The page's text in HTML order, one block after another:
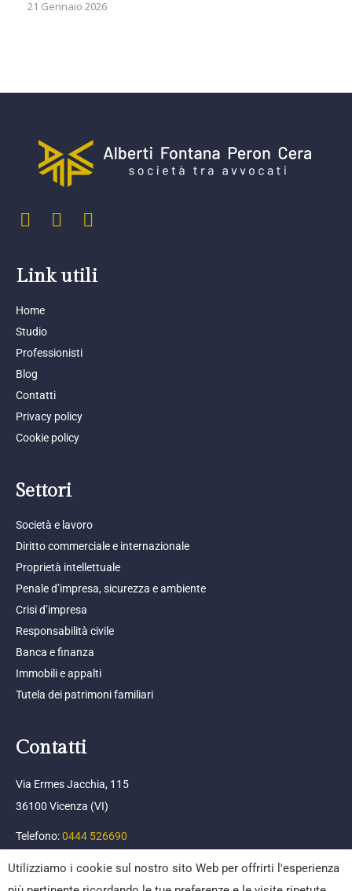
21 Gennaio 2026
Link utili
Home
Studio
Professionisti
Blog
Contatti
Privacy policy
Cookie policy
Settori
Società e lavoro
Diritto commerciale e internazionale
Proprietà intellettuale
Penale d’impresa, sicurezza e ambiente
Crisi d’impresa
Responsabilità civile
Banca e finanza
Immobili e appalti
Tutela dei patrimoni familiari
Contatti
Via Ermes Jacchia, 115
36100 Vicenza (VI)
Telefono:0444 526690
Utilizziamo i cookie sul nostro sito Web per offrirti l'esperienza